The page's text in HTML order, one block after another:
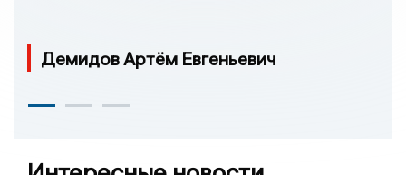
Демидов Артём Евгеньевич